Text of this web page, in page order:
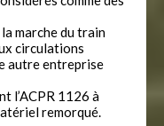
marche du train
circulations
autre entreprise
l’ACPR 1126 à
remorqué.